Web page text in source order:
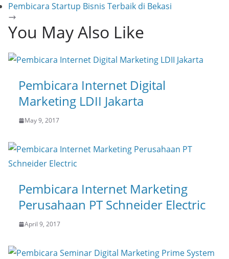
Pembicara Startup Bisnis Terbaik di Bekasi
You May Also Like
Pembicara Internet Digital
Marketing LDII Jakarta
May 9, 2017
Pembicara Internet Marketing
Perusahaan PT Schneider Electric
April 9, 2017